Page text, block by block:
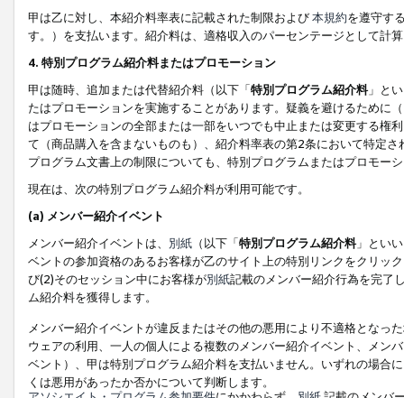
甲は乙に対し、本紹介料率表に記載された制限および本規約を遵守す
す。）を支払います。紹介料は、適格収入のパーセンテージとして計
4. 特別プログラム紹介料またはプロモーション
甲は随時、追加または代替紹介料（以下「特別プログラム紹介料」と
たはプロモーションを実施することがあります。疑義を避けるために
はプロモーションの全部または一部をいつでも中止または変更する権
て（商品購入を含まないものも）、紹介料率表の第2条において特定
プログラム文書上の制限についても、特別プログラムまたはプロモー
現在は、次の特別プログラム紹介料が利用可能です。
(a) メンバー紹介イベント
メンバー紹介イベントは、 別紙 （以下「特別プログラム紹介料」とい
ベントの参加資格のあるお客様が乙のサイト上の特別リンクをクリッ
び(2)そのセッション中にお客様が別紙記載のメンバー紹介行為を完了
ム紹介料を獲得します。
メンバー紹介イベントが違反またはその他の悪用により不適格となっ
ウェアの利用、一人の個人による複数のメンバー紹介イベント、メン
ベント）、甲は特別プログラム紹介料を支払いません。いずれの場合
くは悪用があったか否かについて判断します。